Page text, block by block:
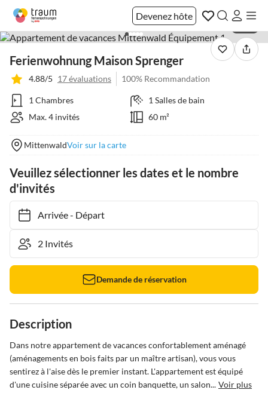
Devenez hôte
Ferienwohnung Maison Sprenger
4.88/5 17 évaluations 100% Recommandation
1 Chambres
1 Salles de bain
Max. 4 invités
60 m²
MittenwaldVoir sur la carte
Veuillez sélectionner les dates et le nombre
d'invités
Arrivée- Départ
Demande de réservation
Description
Dans notre appartement de vacances confortablement aménagé
(aménagements en bois faits par un maître artisan), vous vous
sentirez à l'aise dès le premier instant. L'appartement est équipé
d'une cuisine séparée avec un coin banquette, un salon... Voir plus